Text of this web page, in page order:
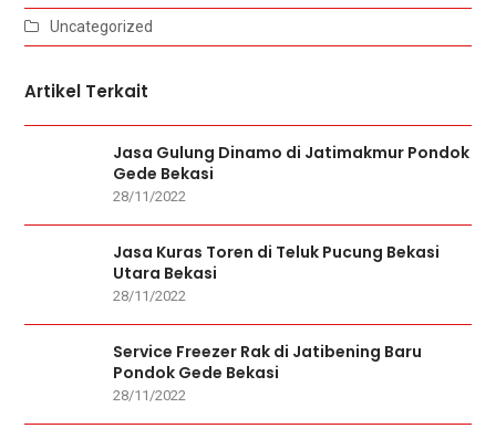
Uncategorized
Artikel Terkait
Jasa Gulung Dinamo di Jatimakmur Pondok
Gede Bekasi
28/11/2022
Jasa Kuras Toren di Teluk Pucung Bekasi
Utara Bekasi
28/11/2022
Service Freezer Rak di Jatibening Baru
Pondok Gede Bekasi
28/11/2022